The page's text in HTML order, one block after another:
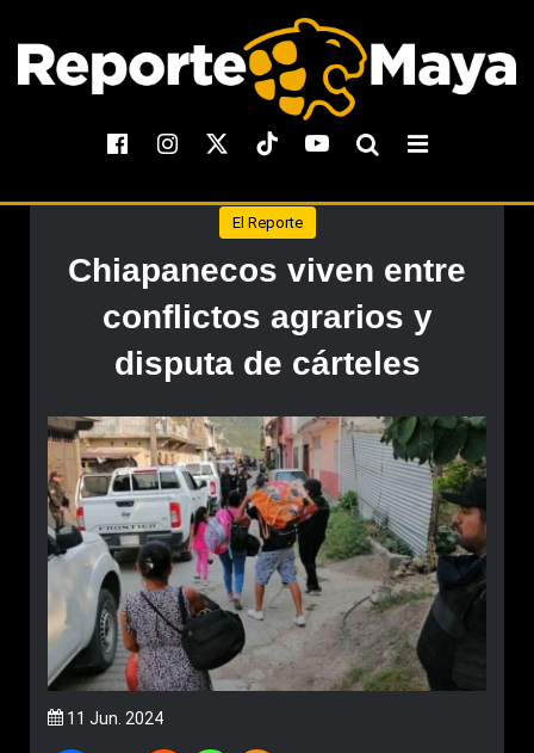
El Reporte
Chiapanecos viven entre
conflictos agrarios y
disputa de cárteles
11 Jun. 2024